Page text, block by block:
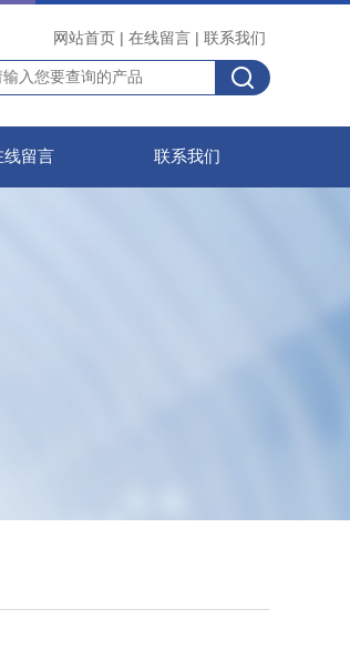
网站首页 | 在线留言 | 联系我们
线留言 联系我们